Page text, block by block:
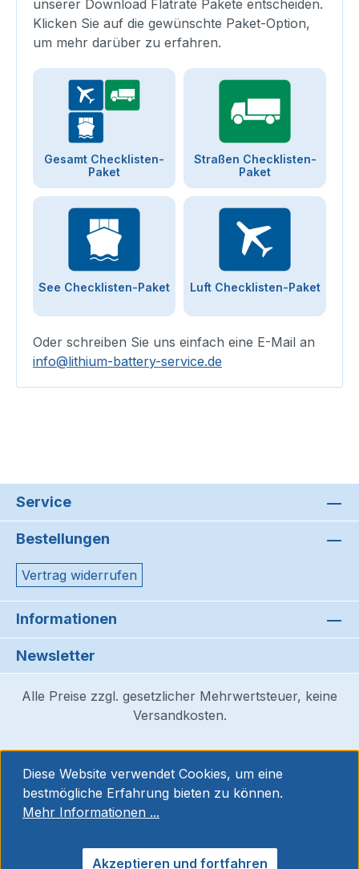
unserer Download Flatrate Pakete entscheiden.
Klicken Sie auf die gewünschte Paket-Option,
um mehr darüber zu erfahren.
Gesamt Checklisten-
Paket
Straßen Checklisten-
Paket
See Checklisten-Paket Luft Checklisten-Paket
Oder schreiben Sie uns einfach eine E-Mail an
info@lithium-battery-service.de
Service
Bestellungen
Vertrag widerrufen
Informationen
Newsletter
Alle Preise zzgl. gesetzlicher Mehrwertsteuer, keine
Versandkosten.
Diese Website verwendet Cookies, um eine
bestmögliche Erfahrung bieten zu können.
Mehr Informationen ...
Akzeptieren und fortfahren